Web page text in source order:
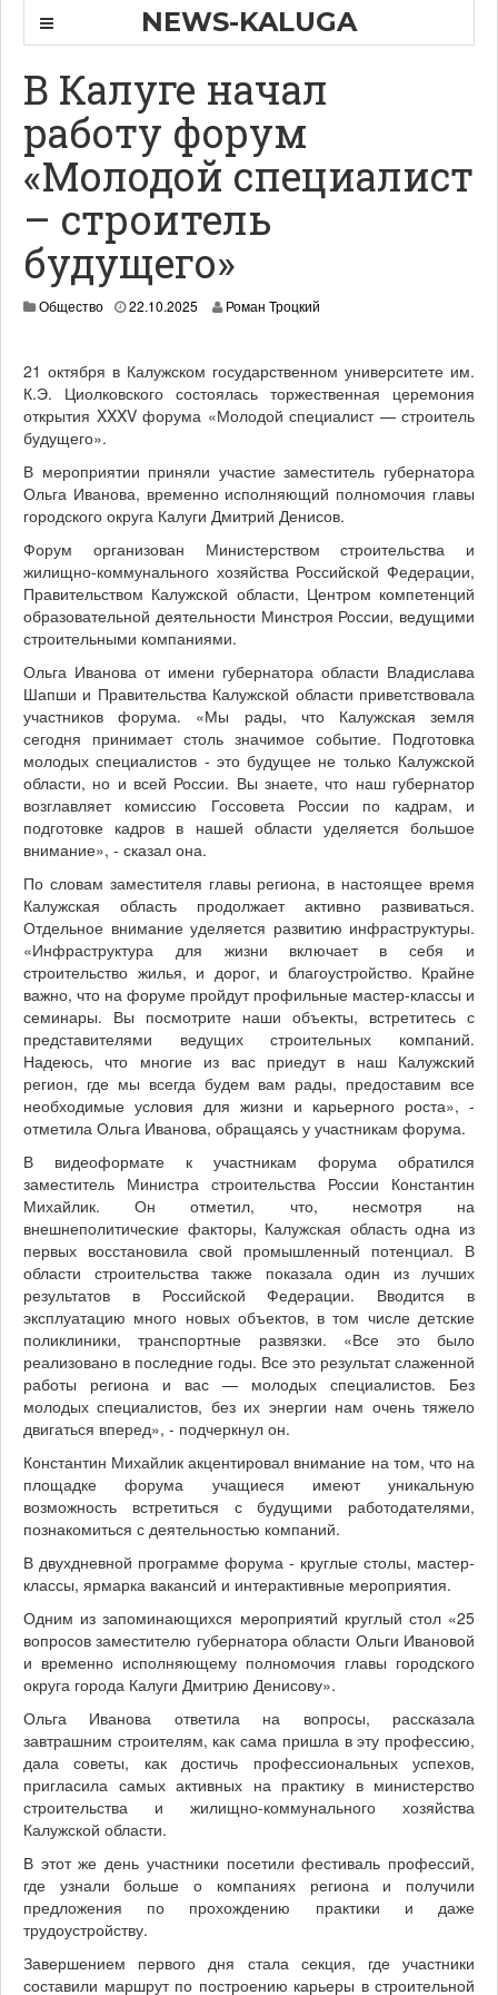
NEWS-KALUGA
В Калуге начал
работу форум
«Молодой специалист
– строитель
будущего»
Общество 22.10.2025 Роман Троцкий
21 октября в Калужском государственном университете им.
К.Э. Циолковского состоялась торжественная церемония
открытия XXXV форума «Молодой специалист — строитель
будущего».
В мероприятии приняли участие заместитель губернатора
Ольга Иванова, временно исполняющий полномочия главы
городского округа Калуги Дмитрий Денисов.
Форум организован Министерством строительства и
жилищно-коммунального хозяйства Российской Федерации,
Правительством Калужской области, Центром компетенций
образовательной деятельности Минстроя России, ведущими
строительными компаниями.
Ольга Иванова от имени губернатора области Владислава
Шапши и Правительства Калужской области приветствовала
участников форума. «Мы рады, что Калужская земля
сегодня принимает столь значимое событие. Подготовка
молодых специалистов - это будущее не только Калужской
области, но и всей России. Вы знаете, что наш губернатор
возглавляет комиссию Госсовета России по кадрам, и
подготовке кадров в нашей области уделяется большое
внимание», - сказал она.
По словам заместителя главы региона, в настоящее время
Калужская область продолжает активно развиваться.
Отдельное внимание уделяется развитию инфраструктуры.
«Инфраструктура для жизни включает в себя и
строительство жилья, и дорог, и благоустройство. Крайне
важно, что на форуме пройдут профильные мастер-классы и
семинары. Вы посмотрите наши объекты, встретитесь с
представителями ведущих строительных компаний.
Надеюсь, что многие из вас приедут в наш Калужский
регион, где мы всегда будем вам рады, предоставим все
необходимые условия для жизни и карьерного роста», -
отметила Ольга Иванова, обращаясь у участникам форума.
В видеоформате к участникам форума обратился
заместитель Министра строительства России Константин
Михайлик. Он отметил, что, несмотря на
внешнеполитические факторы, Калужская область одна из
первых восстановила свой промышленный потенциал. В
области строительства также показала один из лучших
результатов в Российской Федерации. Вводится в
эксплуатацию много новых объектов, в том числе детские
поликлиники, транспортные развязки. «Все это было
реализовано в последние годы. Все это результат слаженной
работы региона и вас — молодых специалистов. Без
молодых специалистов, без их энергии нам очень тяжело
двигаться вперед», - подчеркнул он.
Константин Михайлик акцентировал внимание на том, что на
площадке форума учащиеся имеют уникальную
возможность встретиться с будущими работодателями,
познакомиться с деятельностью компаний.
В двухдневной программе форума - круглые столы, мастер-
классы, ярмарка вакансий и интерактивные мероприятия.
Одним из запоминающихся мероприятий круглый стол «25
вопросов заместителю губернатора области Ольги Ивановой
и временно исполняющему полномочия главы городского
округа города Калуги Дмитрию Денисову».
Ольга Иванова ответила на вопросы, рассказала
завтрашним строителям, как сама пришла в эту профессию,
дала советы, как достичь профессиональных успехов,
пригласила самых активных на практику в министерство
строительства и жилищно-коммунального хозяйства
Калужской области.
В этот же день участники посетили фестиваль профессий,
где узнали больше о компаниях региона и получили
предложения по прохождению практики и даже
трудоустройству.
Завершением первого дня стала секция, где участники
составили маршрут по построению карьеры в строительной